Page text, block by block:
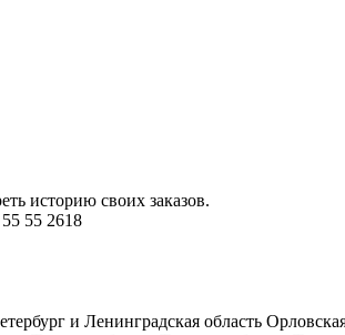
историю своих заказов.
55 2618
и Ленинградская область